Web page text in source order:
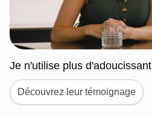
Je n'utilise plus d'adoucissant
Découvrez leur témoignage